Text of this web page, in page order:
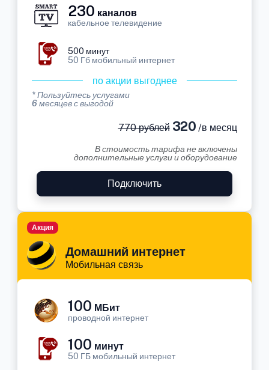
230 каналов
кабельное телевидение
500 минут
50 Гб мобильный интернет
по акции выгоднее
* Пользуйтесь услугами
6 месяцев с выгодой
770 рублей320 /в месяц
В стоимость тарифа не включены
дополнительные услуги и оборудование
Подключить
Домашний интернет
Мобильная связь
Акция
100 МБит
проводной интернет
100 минут
50 ГБ мобильный интернет